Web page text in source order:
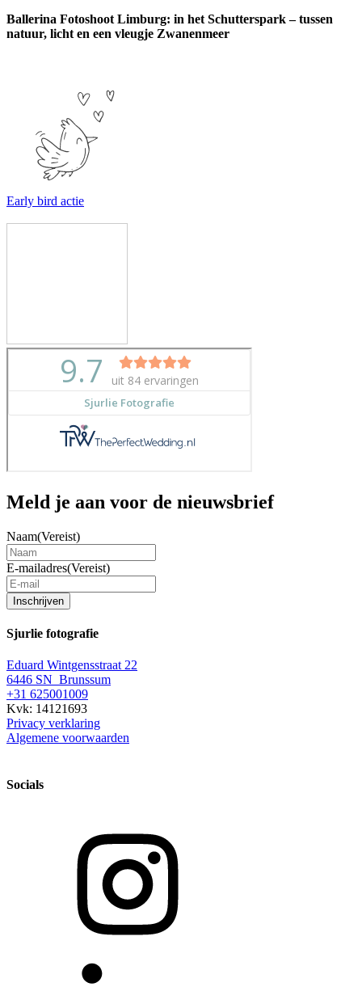
Ballerina Fotoshoot Limburg: in het Schutterspark – tussen
natuur, licht en een vleugje Zwanenmeer
Early bird actie
Meld je aan voor de nieuwsbrief
Naam(Vereist)
E-mailadres(Vereist)
Inschrijven
Sjurlie fotografie
Eduard Wintgensstraat 22
6446 SN Brunssum
+31 625001009
Kvk: 14121693
Privacy verklaring
Algemene voorwaarden
Socials